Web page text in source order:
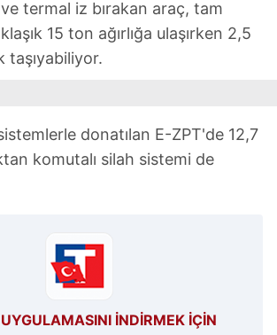
termal iz bırakan araç, tam
15 ton ağırlığa ulaşırken 2,5
taşıyabiliyor.
donatılan E-ZPT'de 12,7
komutalı silah sistemi de
İNDİRMEK İÇİN